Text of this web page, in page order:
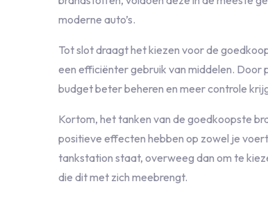
moderne auto’s.
Tot slot draagt het kiezen voor de
een efficiënter gebruik van middelen. Door
budget beter beheren en meer controle
Kortom, het tanken van de goedkoopste
positieve effecten hebben op zowel je
tankstation staat, overweeg dan om te
die dit met zich meebrengt.